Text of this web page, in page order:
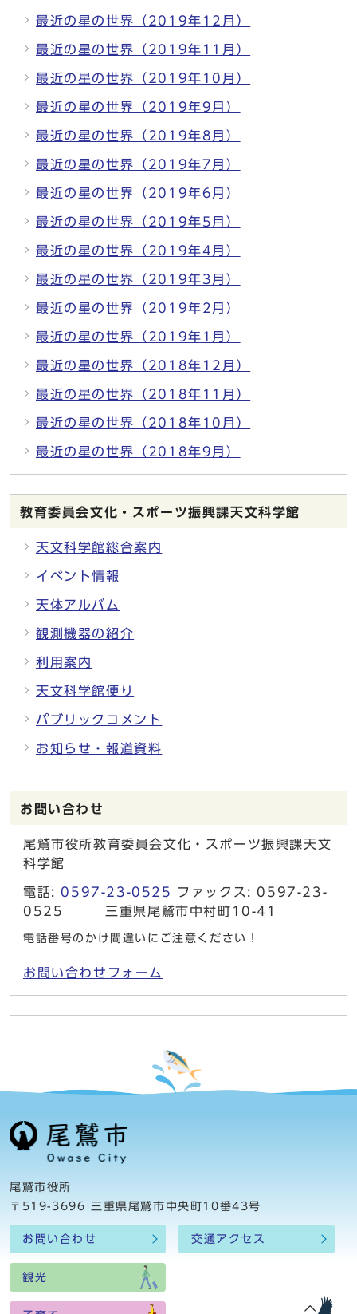
最近の星の世界（2019年12月）
最近の星の世界（2019年11月）
最近の星の世界（2019年10月）
最近の星の世界（2019年9月）
最近の星の世界（2019年8月）
最近の星の世界（2019年7月）
最近の星の世界（2019年6月）
最近の星の世界（2019年5月）
最近の星の世界（2019年4月）
最近の星の世界（2019年3月）
最近の星の世界（2019年2月）
最近の星の世界（2019年1月）
最近の星の世界（2018年12月）
最近の星の世界（2018年11月）
最近の星の世界（2018年10月）
最近の星の世界（2018年9月）
教育委員会文化・スポーツ振興課天文科学館
天文科学館総合案内
イベント情報
天体アルバム
観測機器の紹介
利用案内
天文科学館便り
パブリックコメント
お知らせ・報道資料
お問い合わせ
尾鷲市役所教育委員会文化・スポーツ振興課天文
科学館
電話: 0597-23-0525
ファックス: 0597-23-
0525 三重県尾鷲市中村町10-41
電話番号のかけ間違いにご注意ください！
お問い合わせフォーム
尾鷲市役所
〒519-3696 三重県尾鷲市中央町10番43号
お問い合わせ 交通アクセス
観光